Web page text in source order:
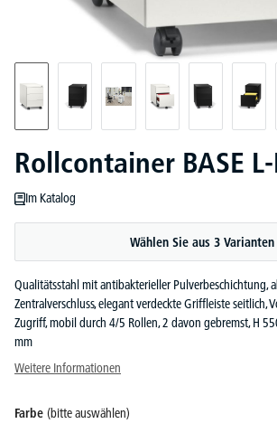
Rollcontainer BASE L-
Im Katalog
Wählen Sie aus 3 Varianten
Qualitätsstahl mit antibakterieller Pulverbeschichtung,
Zentralverschluss, elegant verdeckte Griffleiste seitlich,
Zugriff, mobil durch 4/5 Rollen, 2 davon gebremst, H
mm
Weitere Informationen
Farbe (bitte auswählen)